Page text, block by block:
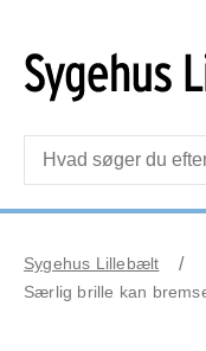
Sygehus Lillebælt
Særlig brille kan